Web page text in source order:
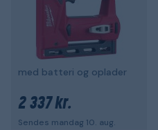
med batteri og oplader
2 337 kr.
Sendes mandag 10. aug.